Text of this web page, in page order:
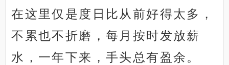
在这里仅是度日比从前好得太多，
不累也不折磨，每月按时发放薪
水，一年下来，手头总有盈余。